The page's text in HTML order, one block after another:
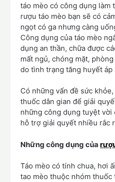
táo mèo có công dụng làm
rượu táo mèo bạn sẽ có
ngọt có ga nhưng càng
Công dụng của táo mèo
dụng an thần, chữa được
mất ngủ, chóng mặt,
do tình trạng tăng huyết áp
Có những vấn đề sức
thuốc dân gian để giải
những công dụng tuyệt vời
hỗ trợ giải quyết nhiều rắc
Những công dụng của
Táo mèo có tính chua, hơi
tao mèo thuộc nhóm